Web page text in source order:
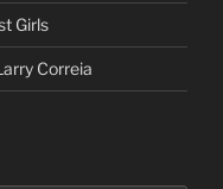
Girls
Correia